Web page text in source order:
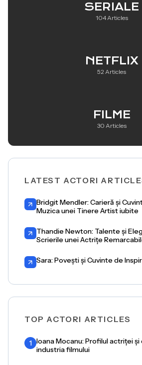
SERIALE
104 Articles
NETFLIX
52 Articles
FILME
30 Articles
LATEST ACTORI
Bridgit Mendler: Carieră și
Muzica unei Tinere Artist iubite
Thandie Newton: Talente și
Scrierile unei Actrițe
Sara: Povești și Cuvinte de
TOP ACTORI ARTICLES
1 Ioana Mocanu: Profilul actriței și
industria filmului